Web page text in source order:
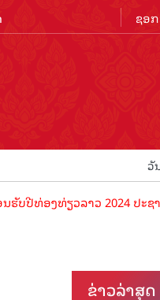
ວັ
ອງທ່ຽວລາວ 2024 ປະຊາຊົນ
ຂ່າວ​ລ່າ​ສຸດ